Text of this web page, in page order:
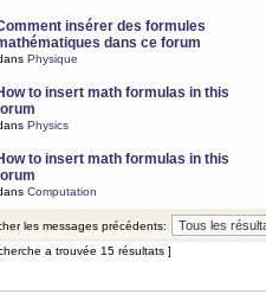
insérer des formules
dans ce forum
Physique
to insert math formulas in this
Physics
to insert math formulas in this
Computation
les messages précédents:
a trouvée 15 résultats ]